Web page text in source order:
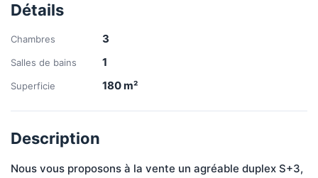
Détails
Chambres 3
Salles de bains 1
Superficie 180m²
Description
Nous vous proposons à la vente un agréable duplex S+3,